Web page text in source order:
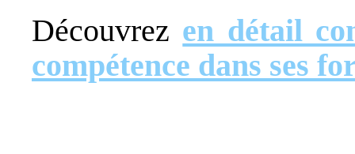
Découvrez en détail
compétence dans ses